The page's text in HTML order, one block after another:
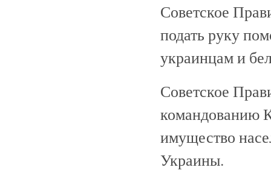
Советское
подать руку
украинцам и
Советское
командованию
имущество
Украины.